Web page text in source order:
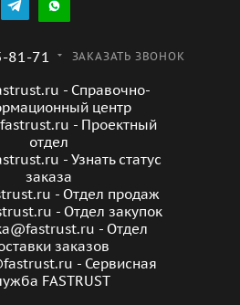
81-71 ЗАКАЗАТЬ ЗВОНОК
- Справочно-
центр
- Проектный
отдел
- Узнать статус
заказа
- Отдел продаж
- Отдел закупок
- Отдел
заказов
- Сервисная
FASTRUST